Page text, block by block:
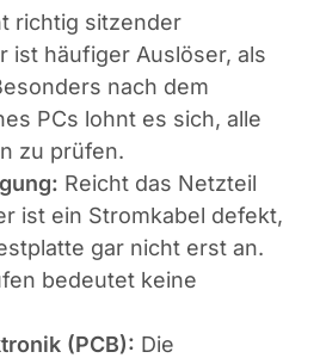
richtig sitzender
ist häufiger Auslöser, als
nach dem
PCs lohnt es sich, alle
zu prüfen.
Reicht das Netzteil
ist ein Stromkabel defekt,
gar nicht erst an.
bedeutet keine
(PCB): Die